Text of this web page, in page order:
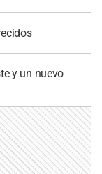
y un nuevo